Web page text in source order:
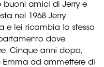
buoni amici di Jerry e
nel 1968 Jerry
e lei ricambia lo stesso
dove
Cinque anni dopo,
Emma ad ammettere di